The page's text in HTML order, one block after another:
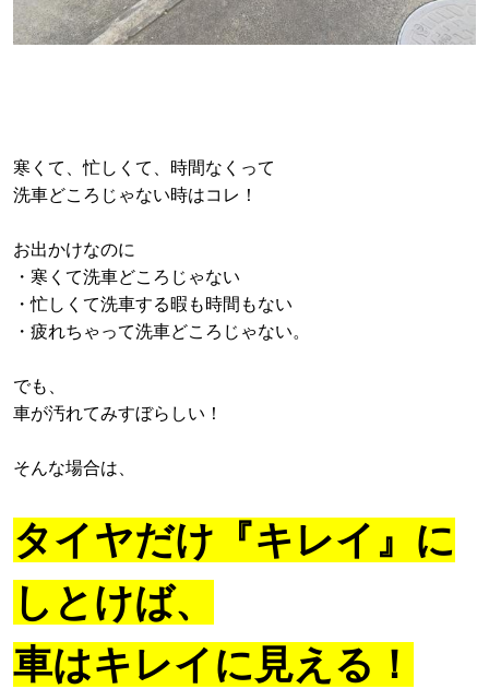
寒くて、忙しくて、時間なくって
洗車どころじゃない時はコレ！
お出かけなのに
・寒くて洗車どころじゃない
・忙しくて洗車する暇も時間もない
・疲れちゃって洗車どころじゃない。
でも、
車が汚れてみすぼらしい！
そんな場合は、
タイヤだけ『キレイ』に
しとけば、
車はキレイに見える！